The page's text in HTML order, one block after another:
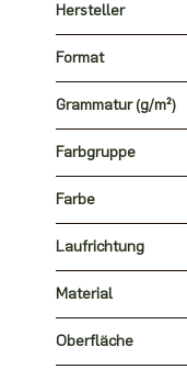
Hersteller
Format
Grammatur (g/m²)
Farbgruppe
Farbe
Laufrichtung
Material
Oberfläche